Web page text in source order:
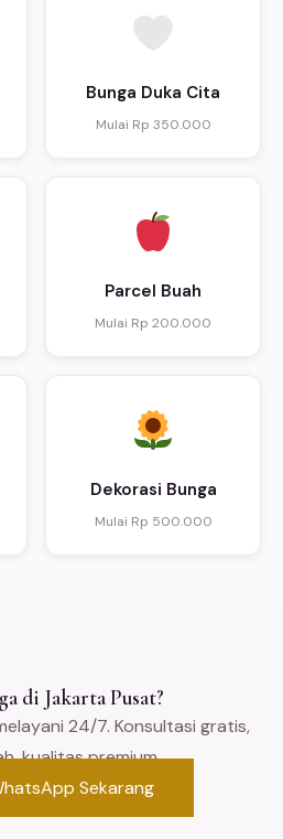
Bunga Duka Cita
Mulai Rp 350.000
Parcel Buah
Mulai Rp 200.000
Dekorasi Bunga
Mulai Rp 500.000
di Jakarta Pusat?
24/7. Konsultasi gratis,
kualitas premium.
Sekarang